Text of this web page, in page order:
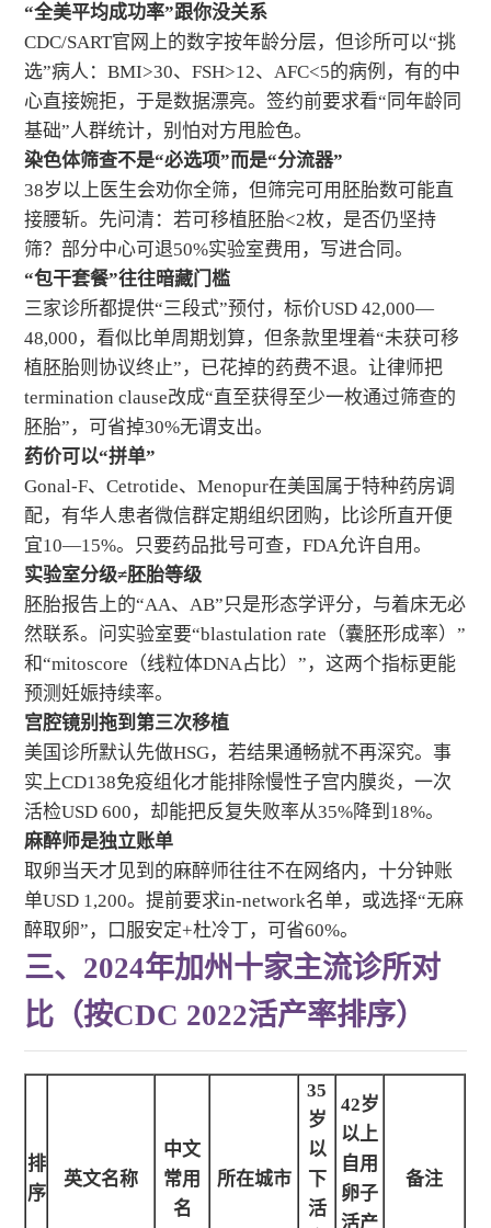
“全美平均成功率”跟你没关系
CDC/SART官网上的数字按年龄分层，但诊所可以“挑
选”病人：BMI>30、FSH>12、AFC<5的病例，有的中
心直接婉拒，于是数据漂亮。签约前要求看“同年龄同
基础”人群统计，别怕对方甩脸色。
染色体筛查不是“必选项”而是“分流器”
38岁以上医生会劝你全筛，但筛完可用胚胎数可能直
接腰斩。先问清：若可移植胚胎<2枚，是否仍坚持
筛？部分中心可退50%实验室费用，写进合同。
“包干套餐”往往暗藏门槛
三家诊所都提供“三段式”预付，标价USD 42,000—
48,000，看似比单周期划算，但条款里埋着“未获可移
植胚胎则协议终止”，已花掉的药费不退。让律师把
termination clause改成“直至获得至少一枚通过筛查的
胚胎”，可省掉30%无谓支出。
药价可以“拼单”
Gonal-F、Cetrotide、Menopur在美国属于特种药房调
配，有华人患者微信群定期组织团购，比诊所直开便
宜10—15%。只要药品批号可查，FDA允许自用。
实验室分级≠胚胎等级
胚胎报告上的“AA、AB”只是形态学评分，与着床无必
然联系。问实验室要“blastulation rate（囊胚形成率）”
和“mitoscore（线粒体DNA占比）”，这两个指标更能
预测妊娠持续率。
宫腔镜别拖到第三次移植
美国诊所默认先做HSG，若结果通畅就不再深究。事
实上CD138免疫组化才能排除慢性子宫内膜炎，一次
活检USD 600，却能把反复失败率从35%降到18%。
麻醉师是独立账单
取卵当天才见到的麻醉师往往不在网络内，十分钟账
单USD 1,200。提前要求in-network名单，或选择“无麻
醉取卵”，口服安定+杜冷丁，可省60%。
三、2024年加州十家主流诊所对
比（按CDC 2022活产率排序）
排
序
英文名称
中文
常用
名
所在城市
35
岁
以
下
活
42岁
以上
自用
卵子
活产
备注